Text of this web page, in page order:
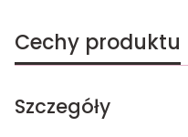
Cechy produktu
Szczegóły